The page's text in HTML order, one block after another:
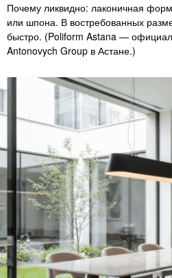
Почему ликвидно: лаконичная
или шпона. В востребованных
быстро. (Poliform Astana —
Antonovych Group в Астане.)